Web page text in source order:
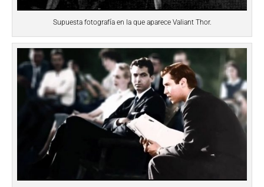
Supuesta fotografía en la que aparece Valiant Thor.